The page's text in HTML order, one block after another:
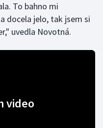
To bahno mi
docela jelo, tak jsem si
uvedla Novotná.
video